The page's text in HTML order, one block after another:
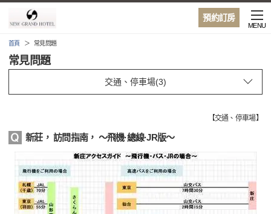
預約訂房
MENU
首頁 常見問題
常見問題
【交通、停車場】
新莊， 訪問指南， 〜飛機·總線·JR版〜